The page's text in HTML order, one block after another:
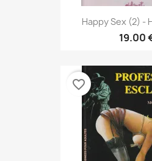
Happy Sex (2) -
19.00
favorite_border